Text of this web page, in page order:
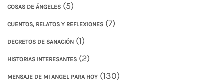
COSAS DE ÁNGELES (5)
CUENTOS, RELATOS Y REFLEXIONES (7)
DECRETOS DE SANACIÓN (1)
HISTORIAS INTERESANTES (2)
MENSAJE DE MI ANGEL PARA HOY (130)